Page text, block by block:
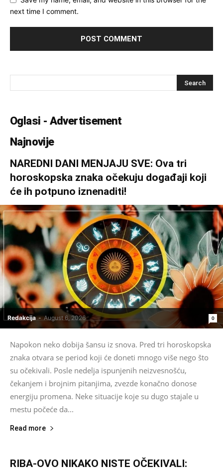
next time I comment.
Oglasi - Advertisement
Najnovije
NAREDNI DANI MENJAJU SVE: Ova tri
horoskopska znaka očekuju događaji koji
će ih potpuno iznenaditi!
Redakcija - August 6, 2026 0
Napokon neko dobija šansu iz snova. Pred tri horoskopska
znaka otvara se period koji će doneti mnogo više nego što
su očekivali. Posle nedelja ispunjenih neizvesnošću,
čekanjem i brojnim pitanjima, zvezde konačno donose
energiju promena. Neke situacije koje su dugo stajale u
mestu počeće da...
Read more
RIBA-OVO NIKAKO NISTE OČEKIVALI: